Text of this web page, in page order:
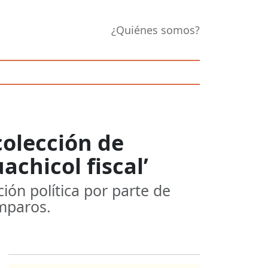
¿Quiénes somos?
de
fiscal’
política por parte de